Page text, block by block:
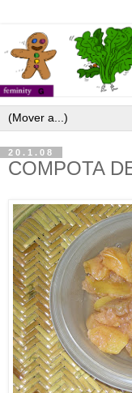
20.1.08
COMPOTA